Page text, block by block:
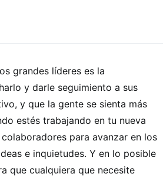
grandes líderes es la
y darle seguimiento a sus
y que la gente se sienta más
estés trabajando en tu nueva
para avanzar en los
e inquietudes. Y en lo posible
que cualquiera que necesite